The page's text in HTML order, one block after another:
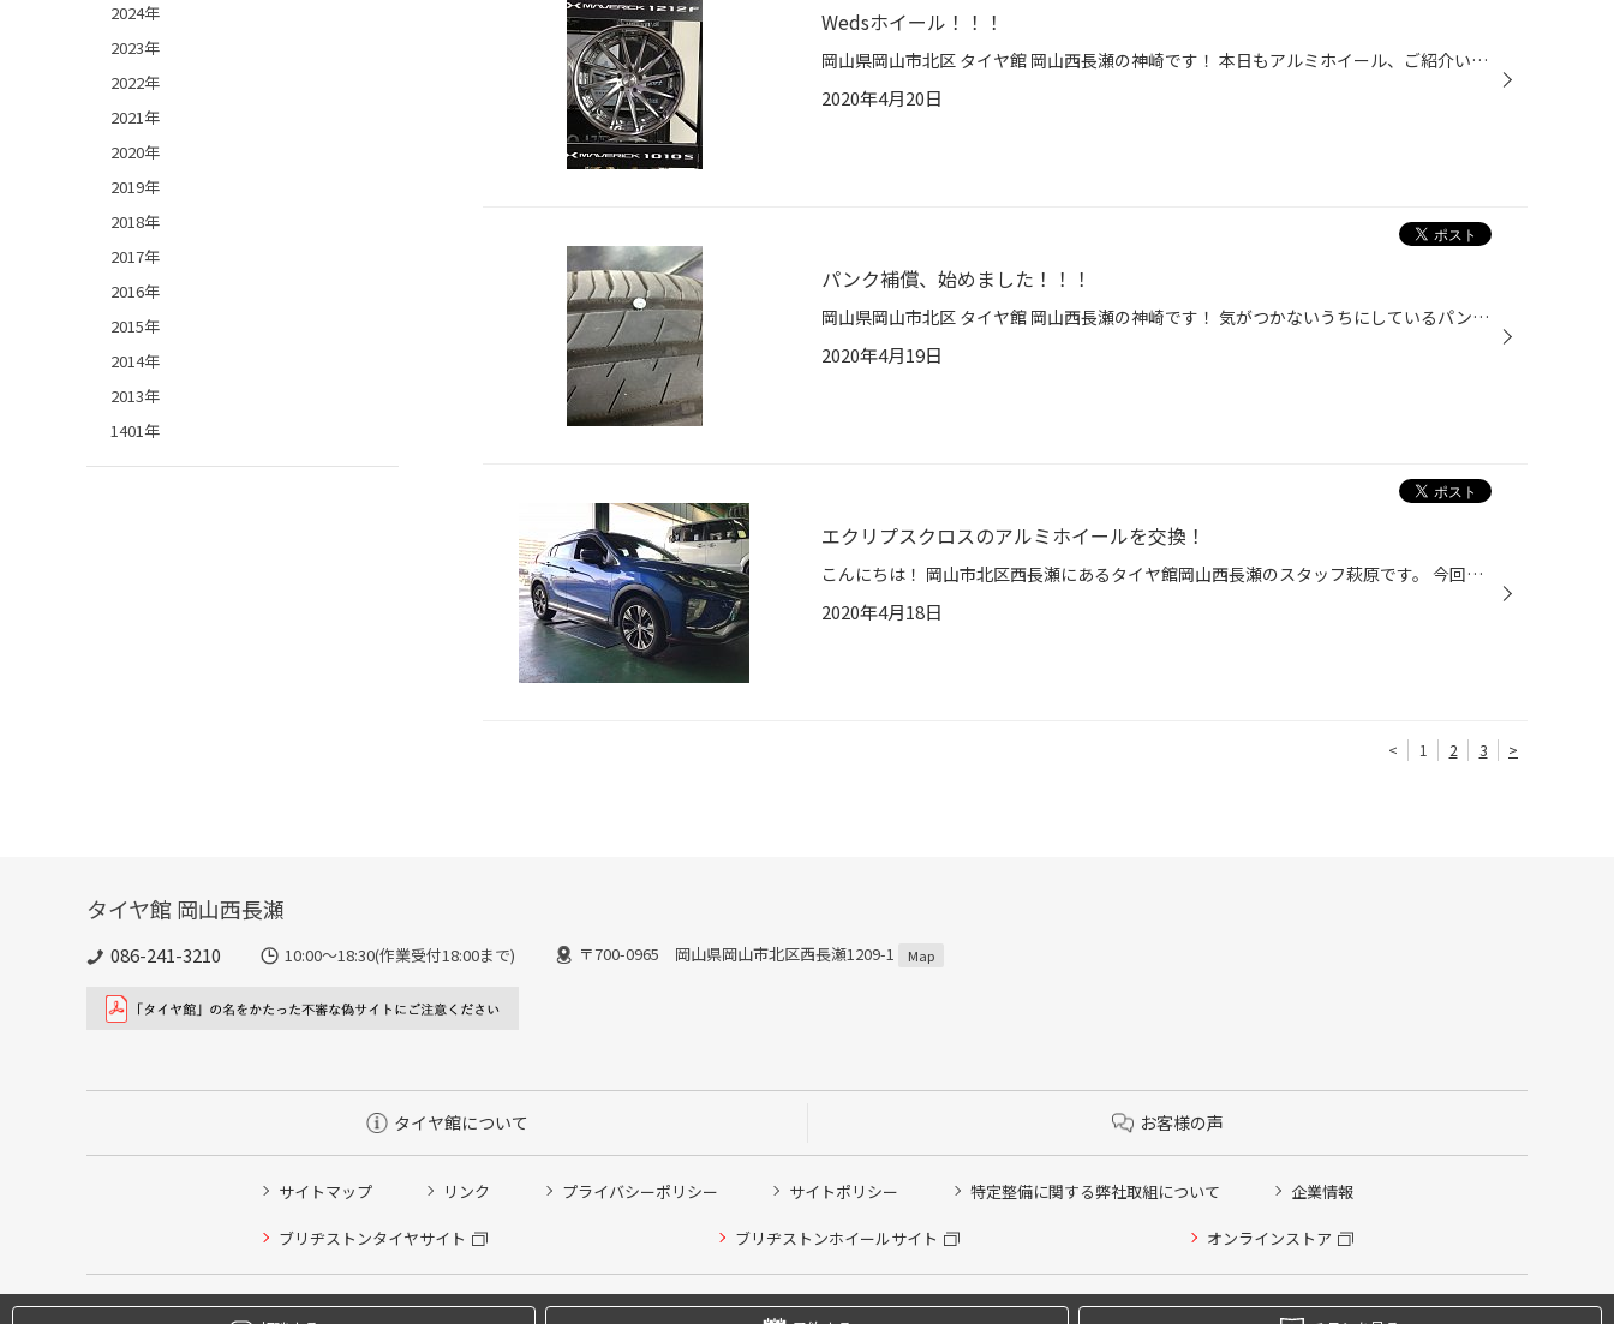
Wedsホイール！！！
岡山県岡山市北区 タイヤ館 岡山西長瀬の神崎です！ 本日もアルミホイール、ご紹介いたします！！！ 今回も、前回紹介したマーベリックシリーズ！！！ マーベリック1212F！！！ 815Fとはまた一味違ったデザインですね！ サイズ等、ご相談受け付けています！！！ 展示品も見に来てください！！！
2020年4月20日
パンク補償、始めました！！！
岡山県岡山市北区 タイヤ館 岡山西長瀬の神崎です！ 気がつかないうちにしているパンク！？ お客様、しっかりサポートさせていただきます！！！ タイヤ4本購入された方対象！！！ ・加入から2年間の長期補償 ・全国約560店舗で対応 などなど他にも様々な特典ございます！！ 電話での相談も承ります...
2020年4月19日
エクリプスクロスのアルミホイールを交換！
こんにちは！ 岡山市北区西長瀬にあるタイヤ館岡山西長瀬のスタッフ萩原です。 今回は常連のお客様からのご依頼で、 三菱のエクリプスクロスの夏タイヤ用ホイールを交換させていただきましたよ！ この冬用に純正ホイールにスタッドレスタイヤを装着させていただいていました。 ↓ このままでは夏タイ...
2020年4月18日
< 1 2 3 >
2024年
2023年
2022年
2021年
2020年
2019年
2018年
2017年
2016年
2015年
2014年
2013年
1401年
タイヤ館 岡山西長瀬
086-241-3210 10:00〜18:30(作業受付18:00まで) 〒700-0965 岡山県岡山市北区西長瀬1209-1 Map
タイヤ館について お客様の声
サイトマップ リンク プライバシーポリシー サイトポリシー 特定整備に関する弊社取組について 企業情報
ブリヂストンタイヤサイト ブリヂストンホイールサイト オンラインストア
Copyright © 2024 Bridgestone Retail Co.,Ltd. All rights Reserved.
タイヤ点検・安全点検/タイヤ履き替え/オイル交換/その他ピット作業の予約
クローク契約会員専用タイヤ履き替え※タイヤ履き替えを希望のクローク契約会員の方はこちらを選択ください
本日のタイヤ履き替え順番待ち予約 ※クローク契約会員の方はご利用いただけません